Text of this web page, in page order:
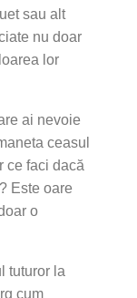
sau alt
nu doar
lor
ai nevoie
ceasul
ce faci dacă
Este oare
o
tuturor la
cum